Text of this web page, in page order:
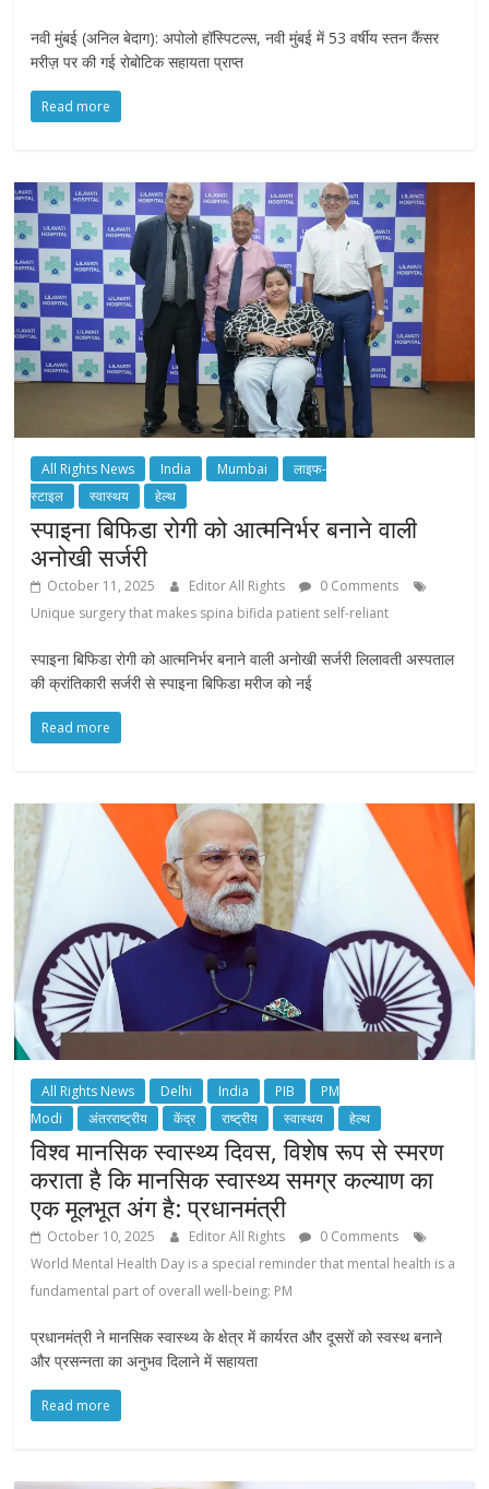
नवी मुंबई (अनिल बेदाग): अपोलो हॉस्पिटल्स, नवी मुंबई में 53 वर्षीय स्तन कैंसर
मरीज़ पर की गई रोबोटिक सहायता प्राप्त
Read more
All Rights News India Mumbai
लाइफ-
स्टाइल
स्वास्थय हेल्थ
स्पाइना बिफिडा रोगी को आत्मनिर्भर बनाने वाली
अनोखी सर्जरी
October 11, 2025 Editor All Rights
0 Comments
Unique surgery that makes spina bifida patient self-reliant
स्पाइना बिफिडा रोगी को आत्मनिर्भर बनाने वाली अनोखी सर्जरी लिलावती अस्पताल
की क्रांतिकारी सर्जरी से स्पाइना बिफिडा मरीज को नई
Read more
All Rights News Delhi India PIB
PM
Modi
अंतरराष्ट्रीय केंद्र राष्ट्रीय स्वास्थय हेल्थ
विश्व मानसिक स्वास्थ्य दिवस, विशेष रूप से स्‍मरण
कराता है कि मानसिक स्वास्थ्य समग्र कल्याण का
एक मूलभूत अंग है: प्रधानमंत्री
October 10, 2025 Editor All Rights
0 Comments
World Mental Health Day is a special reminder that mental health is a
fundamental part of overall well-being: PM
प्रधानमंत्री ने मानसिक स्वास्थ्य के क्षेत्र में कार्यरत और दूसरों को स्वस्थ बनाने
और प्रसन्‍नता का अनुभव दिलाने में सहायता
Read more